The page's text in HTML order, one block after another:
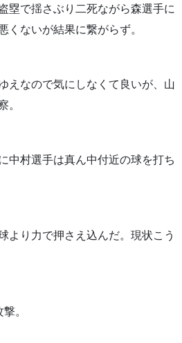
塁で揺さぶり二死ながら森選手に
くないが結果に繋がらず。
えなので気にしなくて良いが、山
。
中村選手は真ん中付近の球を打ち
より力で押さえ込んだ。現状こう
。